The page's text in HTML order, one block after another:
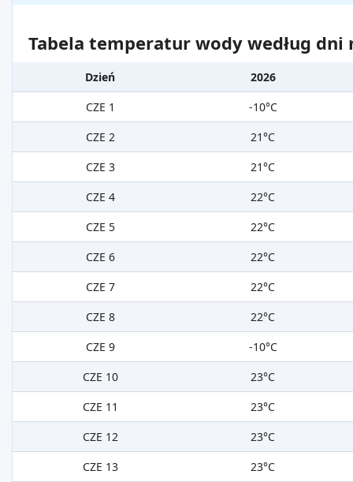
Tabela temperatur wody według dni
Dzień
2026
CZE 1
-10°C
CZE 2
21°C
CZE 3
21°C
CZE 4
22°C
CZE 5
22°C
CZE 6
22°C
CZE 7
22°C
CZE 8
22°C
CZE 9
-10°C
CZE 10
23°C
CZE 11
23°C
CZE 12
23°C
CZE 13
23°C